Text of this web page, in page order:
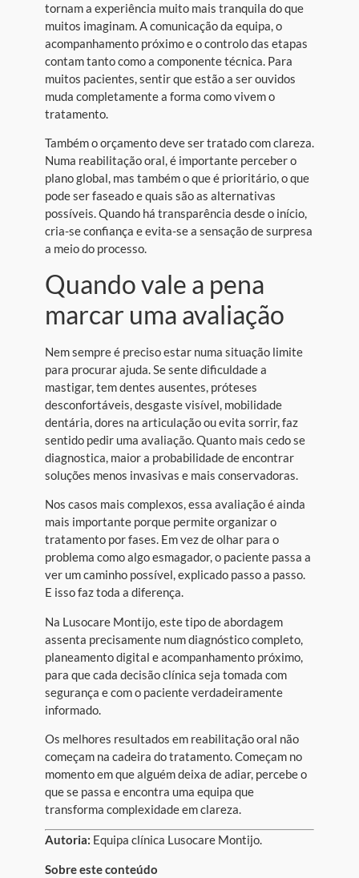
tornam a experiência muito mais tranquila do que
muitos imaginam. A comunicação da equipa, o
acompanhamento próximo e o controlo das etapas
contam tanto como a componente técnica. Para
muitos pacientes, sentir que estão a ser ouvidos
muda completamente a forma como vivem o
tratamento.
Também o orçamento deve ser tratado com clareza.
Numa reabilitação oral, é importante perceber o
plano global, mas também o que é prioritário, o que
pode ser faseado e quais são as alternativas
possíveis. Quando há transparência desde o início,
cria-se confiança e evita-se a sensação de surpresa
a meio do processo.
Quando vale a pena
marcar uma avaliação
Nem sempre é preciso estar numa situação limite
para procurar ajuda. Se sente dificuldade a
mastigar, tem dentes ausentes, próteses
desconfortáveis, desgaste visível, mobilidade
dentária, dores na articulação ou evita sorrir, faz
sentido pedir uma avaliação. Quanto mais cedo se
diagnostica, maior a probabilidade de encontrar
soluções menos invasivas e mais conservadoras.
Nos casos mais complexos, essa avaliação é ainda
mais importante porque permite organizar o
tratamento por fases. Em vez de olhar para o
problema como algo esmagador, o paciente passa a
ver um caminho possível, explicado passo a passo.
E isso faz toda a diferença.
Na Lusocare Montijo, este tipo de abordagem
assenta precisamente num diagnóstico completo,
planeamento digital e acompanhamento próximo,
para que cada decisão clínica seja tomada com
segurança e com o paciente verdadeiramente
informado.
Os melhores resultados em reabilitação oral não
começam na cadeira do tratamento. Começam no
momento em que alguém deixa de adiar, percebe o
que se passa e encontra uma equipa que
transforma complexidade em clareza.
Autoria: Equipa clínica Lusocare Montijo.
Sobre este conteúdo